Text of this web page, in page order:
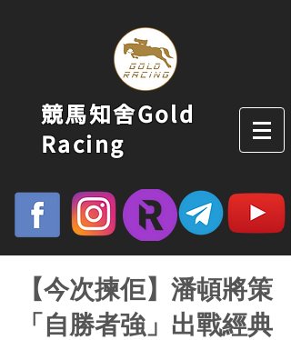
競馬知舍Gold
Racing
【今次揀佢】潘頓將策
「自勝者強」出戰經典